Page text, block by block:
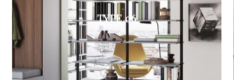
TYPE 06